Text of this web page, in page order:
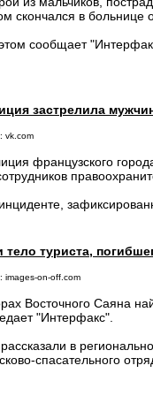
скончался в больнице
сообщает
застрелила
vk.com
французского
туриста,
images-on-off.com
Восточного Саяна
"Интерфакс".
в
спасательного